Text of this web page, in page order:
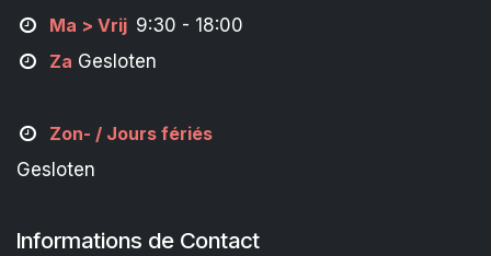
Ma > Vrij 9:30 - 18:00
Za Gesloten
Zon- / Jours fériés
Gesloten
Informations de Contact